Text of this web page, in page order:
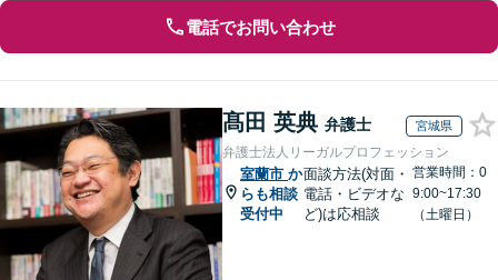
電話でお問い合わせ
髙田 英典 弁護士 宮城県
弁護士法人リーガルプロフェッション
室蘭市 か
らも相談
受付中
面談方法(対面・
電話・ビデオな
ど)は応相談
営業時間：0
9:00~17:30
（土曜日）